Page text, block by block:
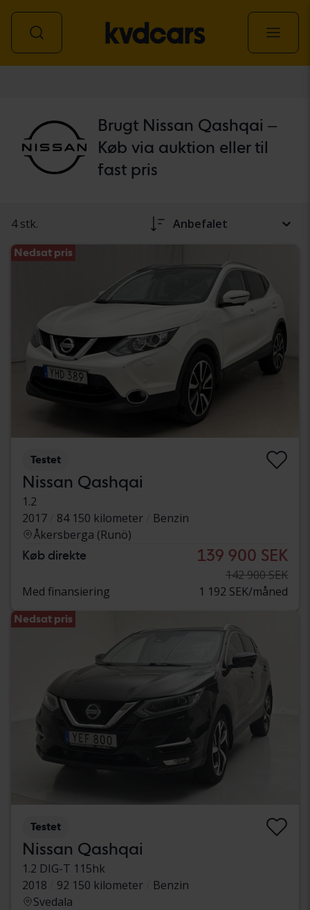
Brugt Nissan Qashqai –
Køb via auktion eller til
fast pris
4 stk. Anbefalet
Nedsat pris
Testet
Nissan Qashqai
1.2
2017
84 150 kilometer
Benzin
Åkersberga (Runö)
Køb direkte 139 900 SEK
142 900 SEK
Med finansiering
1 192 SEK/måned
Nedsat pris
Testet
Nissan Qashqai
1.2 DIG-T 115hk
2018
92 150 kilometer
Benzin
Svedala